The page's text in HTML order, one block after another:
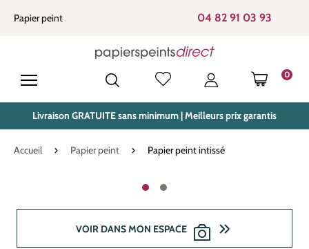
principal
Papier peint 04 82 91 03 93
0
LE
Livraison GRATUITE sans minimum | Meilleurs prix garantis
Accueil Papier peint Papier peint intissé
VOIR DANS MON ESPACE